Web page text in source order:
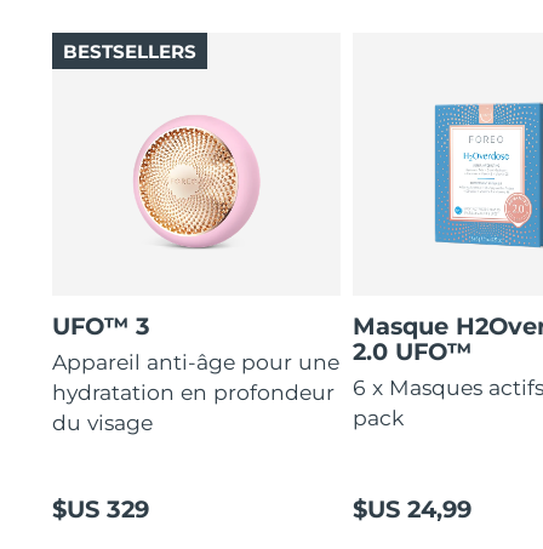
UFO™ 3
Appareil anti-âge pour une
hydratation en profondeur
du visage
$US 329
BESTSELLERS
Masque
2.0 UFO™
6 x Masques
pack
$US 24,99